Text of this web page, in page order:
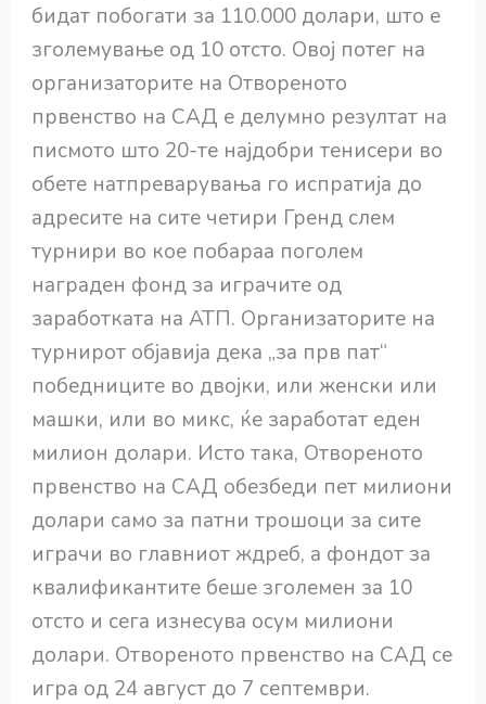
бидат побогати за 110.000 долари, што е
зголемување од 10 отсто. Овој потег на
организаторите на Отвореното
првенство на САД е делумно резултат на
писмото што 20-те најдобри тенисери во
обете натпреварувања го испратија до
адресите на сите четири Гренд слем
турнири во кое побараа поголем
награден фонд за играчите од
заработката на АТП. Организаторите на
турнирот објавија дека „за прв пат“
победниците во двојки, или женски или
машки, или во микс, ќе заработат еден
милион долари. Исто така, Отвореното
првенство на САД обезбеди пет милиони
долари само за патни трошоци за сите
играчи во главниот ждреб, а фондот за
квалификантите беше зголемен за 10
отсто и сега изнесува осум милиони
долари. Отвореното првенство на САД се
игра од 24 август до 7 септември.